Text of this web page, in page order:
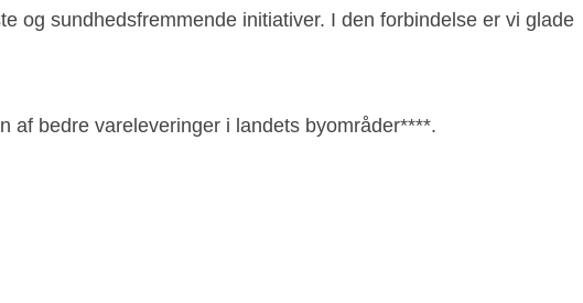
og sundhedsfremmende initiativer. I den forbindelse er vi glade
bedre vareleveringer i landets byområder****.